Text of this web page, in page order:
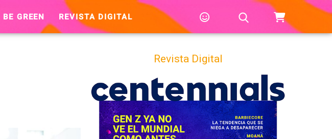
BE GREEN REVISTA DIGITAL
Revista Digital